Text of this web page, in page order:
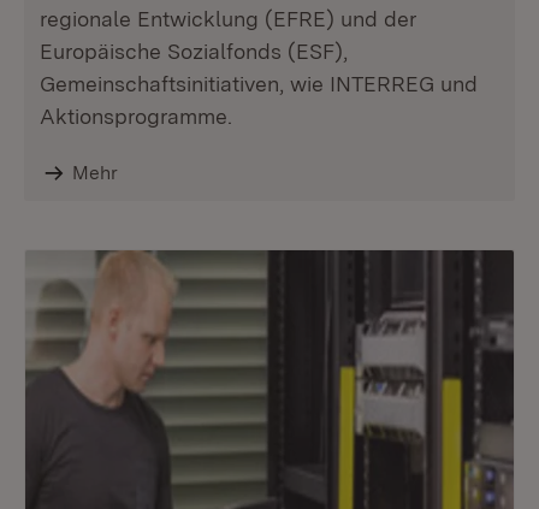
regionale Entwicklung (EFRE) und der
Europäische Sozialfonds (ESF),
Gemeinschaftsinitiativen, wie INTERREG und
Aktionsprogramme.
Mehr